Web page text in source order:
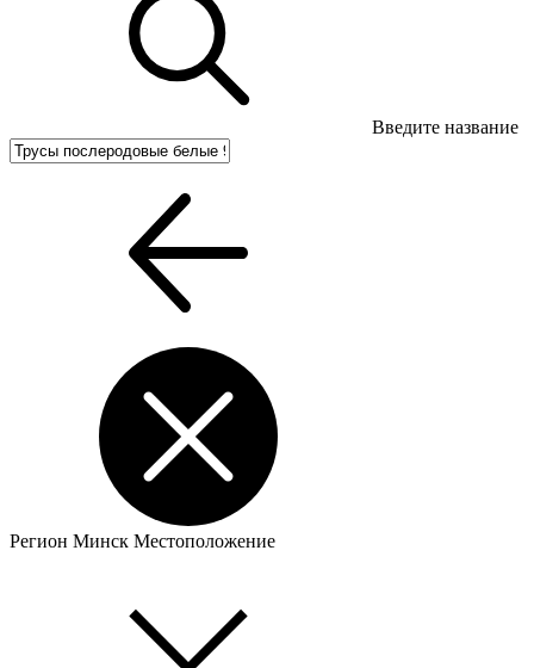
Введите название
Регион Минск Местоположение